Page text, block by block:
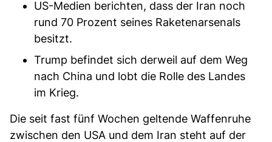
US-Medien berichten, dass der Iran noch
rund 70 Prozent seines Raketenarsenals
besitzt.
Trump befindet sich derweil auf dem Weg
nach China und lobt die Rolle des Landes
im Krieg.
Die seit fast fünf Wochen geltende Waffenruhe
zwischen den USA und dem Iran steht auf der